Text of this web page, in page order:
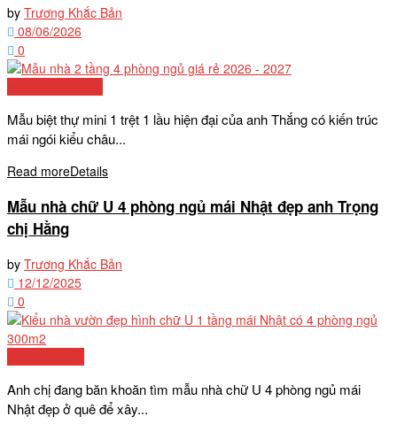
by Trương Khắc Bản
08/06/2026
0
Mẫu biệt thự mini 1 trệt 1 lầu hiện đại của anh Thắng có kiến trúc
mái ngói kiểu châu...
Read moreDetails
Mẫu nhà chữ U 4 phòng ngủ mái Nhật đẹp anh Trọng
chị Hằng
by Trương Khắc Bản
12/12/2025
0
Anh chị đang băn khoăn tìm mẫu nhà chữ U 4 phòng ngủ mái
Nhật đẹp ở quê để xây...